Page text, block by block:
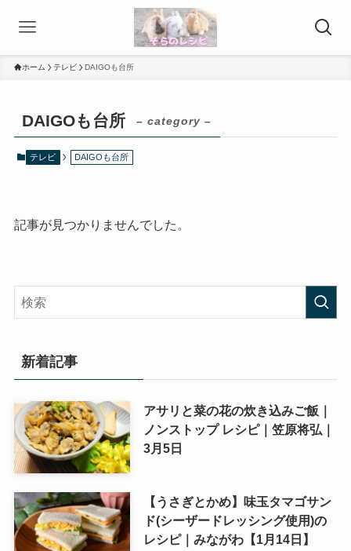
ホーム テレビ DAIGOも台所
DAIGOも台所 – category –
テレビ DAIGOも台所
記事が見つかりませんでした。
新着記事
アサリと菜の花の炊き込みご飯｜
ノンストップ レシピ｜笠原将弘｜
3月5日
【うさぎとかめ】味玉タマゴサン
ド(シーザードレッシング使用)の
レシピ｜みながわ【1月14日】